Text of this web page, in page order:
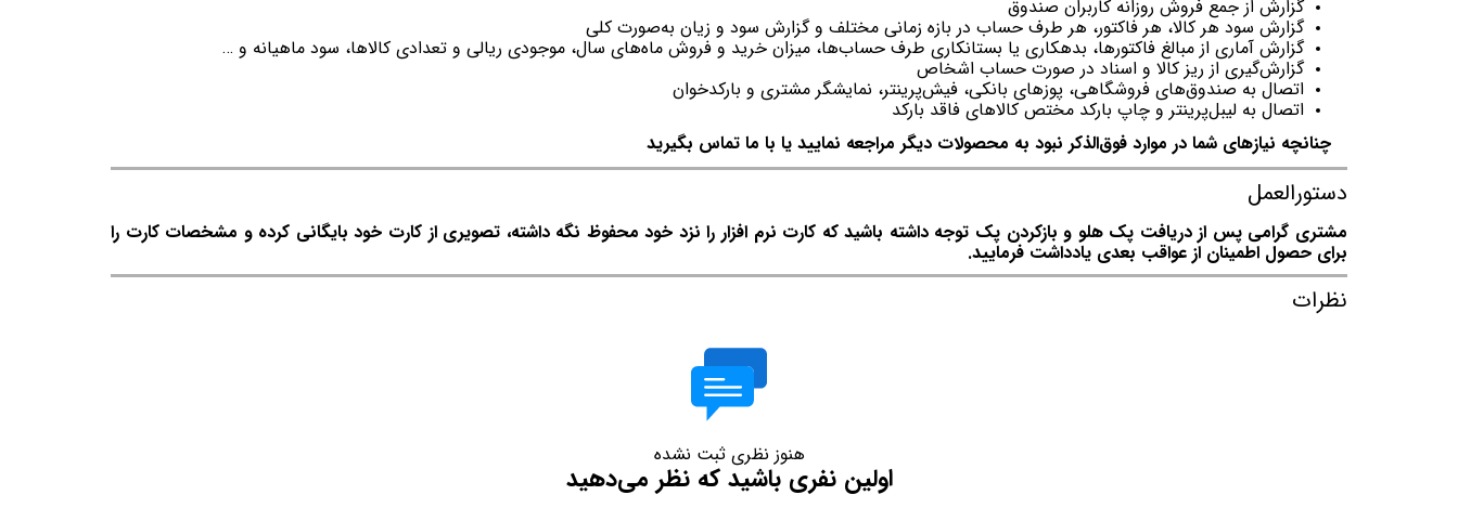
گزارش از جمع فروش روزانه کاربران صندوق
گزارش سود هر كالا، هر فاكتور، هر طرف حساب در بازه زمانی مختلف و گزارش سود و زیان به‌صورت کلی
گزارش آماری از مبالغ فاکتورها، بدهکاری یا بستانکاری طرف حساب‌ها، میزان خرید و فروش ماه‌های سال، موجودی ریالی و تعدادی کالاها، سود ماهیانه و …
گزارش‌گیری از ریز کالا و اسناد در صورت حساب اشخاص
اتصال به صندوق‌های فروشگاهی، پوزهای بانکی، فیش‌پرینتر، نمایشگر مشتری و بارکدخوان
اتصال به لیبل‌پرینتر و چاپ بارکد مختص کالاهای فاقد بارکد
چنانچه نیازهای شما در موارد فوق‌الذکر نبود به محصولات دیگر مراجعه نمایید یا با ما تماس بگیرید
دستورالعمل
مشتری گرامی پس از دریافت پک هلو و بازکردن پک توجه داشته باشید که کارت نرم افزار را نزد خود محفوظ نگه داشته، تصویری از کارت خود بایگانی کرده و مشخصات کارت را
برای حصول اطمینان از عواقب بعدی یادداشت فرمایید.
نظرات
هنوز نظری ثبت نشده
اولین نفری باشید که نظر می‌دهید